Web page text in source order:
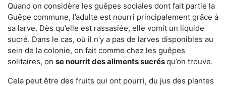
Quand on considère les guêpes sociales dont fait partie la
Guêpe commune, l’adulte est nourri principalement grâce à
sa larve. Dès qu’elle est rassasiée, elle vomit un liquide
sucré. Dans le cas, où il n’y a pas de larves disponibles au
sein de la colonie, on fait comme chez les guêpes
solitaires, on se nourrit des aliments sucrésqu’on trouve.
Cela peut être des fruits qui ont pourri, du jus des plantes